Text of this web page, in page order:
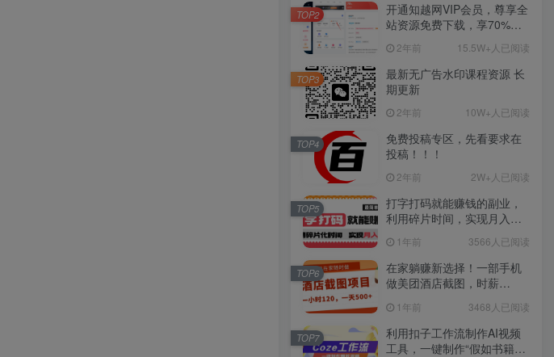
开通知越网VIP会员，尊享全
站资源免费下载，享70%的
惠】2年前 15.5W+人已阅读
TOP2
最新无广告水印课程资源 长
期更新
2年前 10W+人已阅读
TOP3
免费投稿专区，先看要求在
投稿！！！
2年前 2W+人已阅读
TOP4
打字打码就能赚钱的副业，
利用碎片时间，实现月入过
1年前 3566人已阅读
TOP5
在家躺赚新选择！一部手机
做美团酒店截图，时薪
1年前 3468人已阅读
TOP6
利用扣子工作流制作AI视频
工具，一键制作“假如书籍会
TOP7